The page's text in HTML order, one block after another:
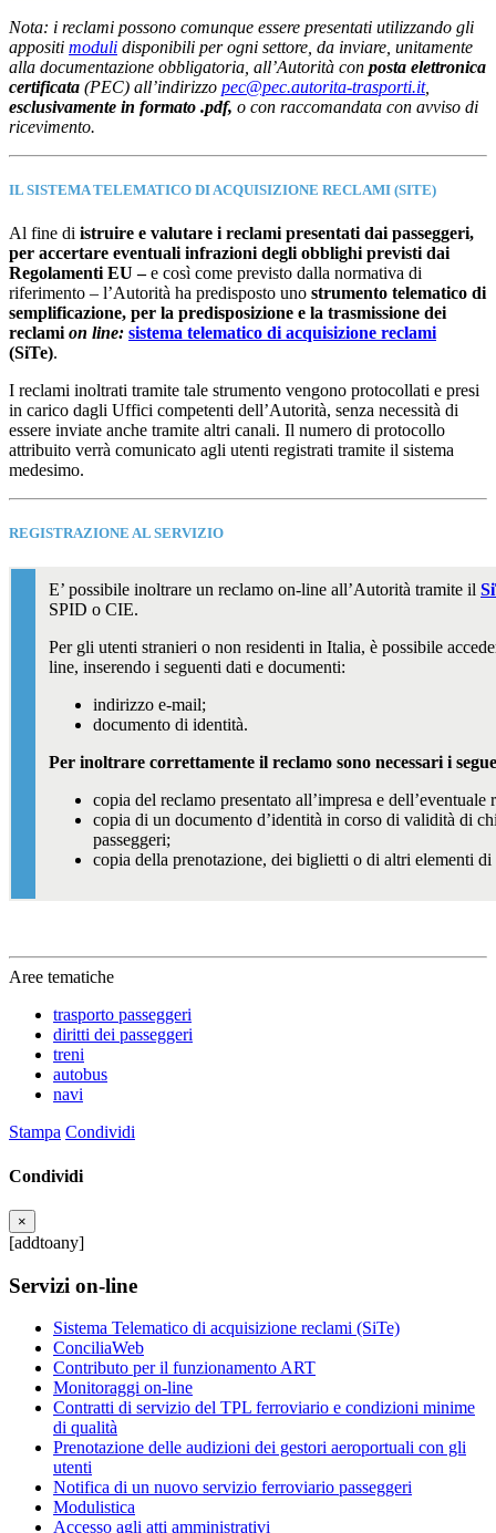
Nota: i reclami possono comunque essere presentati utilizzando gli
appositi moduli disponibili per ogni settore, da inviare, unitamente
alla documentazione obbligatoria, all’Autorità con posta elettronica
certificata (PEC) all’indirizzo pec@pec.autorita-trasporti.it,
esclusivamente in formato .pdf, o con raccomandata con avviso di
ricevimento.
IL SISTEMA TELEMATICO DI ACQUISIZIONE RECLAMI (SITE)
Al fine di istruire e valutare i reclami presentati dai passeggeri,
per accertare eventuali infrazioni degli obblighi previsti dai
Regolamenti EU –e così come previsto dalla normativa di
riferimento – l’Autorità ha predisposto uno strumento telematico di
semplificazione, per la predisposizione e la trasmissione dei
reclami on line: sistema telematico di acquisizione reclami
(SiTe).
I reclami inoltrati tramite tale strumento vengono protocollati e presi
in carico dagli Uffici competenti dell’Autorità, senza necessità di
essere inviate anche tramite altri canali. Il numero di protocollo
attribuito verrà comunicato agli utenti registrati tramite il sistema
medesimo.
REGISTRAZIONE AL SERVIZIO
E’ possibile inoltrare un reclamo on-line all’Autorità tramite il
SPID o CIE.
Per gli utenti stranieri o non residenti in Italia, è possibile
line, inserendo i seguenti dati e documenti:
indirizzo e-mail;
documento di identità.
Per inoltrare correttamente il reclamo sono necessari i
copia del reclamo presentato all’impresa e dell’eventuale
copia di un documento d’identità in corso di validità di
passeggeri;
copia della prenotazione, dei biglietti o di altri elementi
Aree tematiche
trasporto passeggeri
diritti dei passeggeri
treni
autobus
navi
Stampa Condividi
Condividi
×
[addtoany]
Servizi on-line
Sistema Telematico di acquisizione reclami (SiTe)
ConciliaWeb
Contributo per il funzionamento ART
Monitoraggi on-line
Contratti di servizio del TPL ferroviario e condizioni minime
di qualità
Prenotazione delle audizioni dei gestori aeroportuali con gli
utenti
Notifica di un nuovo servizio ferroviario passeggeri
Modulistica
Accesso agli atti amministrativi